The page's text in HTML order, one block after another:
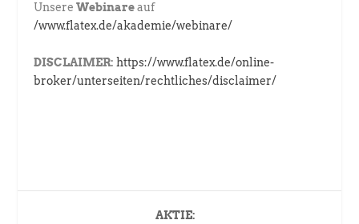
UnsereWebinareauf
/www.flatex.de/akademie/webinare/
DISCLAIMER: https://www.flatex.de/online-
broker/unterseiten/rechtliches/disclaimer/
AKTIE: